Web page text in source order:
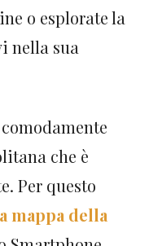
o esplorate la
nella sua
che è
Per questo
mappa della